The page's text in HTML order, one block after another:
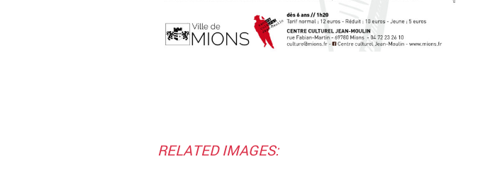
RELATED IMAGES: